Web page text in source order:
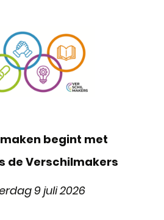
maken begint met
de Verschilmakers
9 juli 2026